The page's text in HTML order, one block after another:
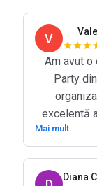
V
Am avut
Party
excelentă
Spațiul este
iar
Mai mult
Diana